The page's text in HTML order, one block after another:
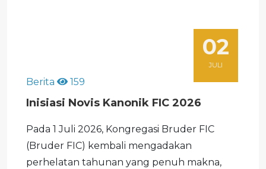
02
JULI
Berita 159
Inisiasi Novis Kanonik FIC 2026
Pada 1 Juli 2026, Kongregasi Bruder FIC
(Bruder FIC) kembali mengadakan
perhelatan tahunan yang penuh makna,